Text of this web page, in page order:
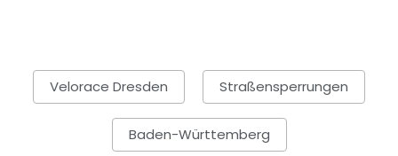
Velorace Dresden Straßensperrungen
Baden-Württemberg